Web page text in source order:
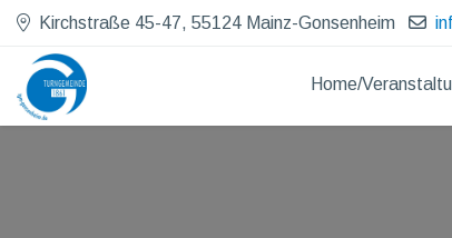
Kirchstraße 45-47, 55124 Mainz-Gonsenheim
Home/